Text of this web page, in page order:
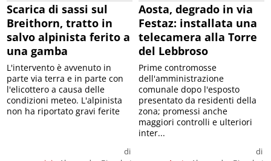
Scarica di sassi sul
Breithorn, tratto in
salvo alpinista ferito a
una gamba
di
L'intervento è avvenuto in
parte via terra e in parte con
l'elicottero a causa delle
condizioni meteo. L'alpinista
non ha riportato gravi ferite
Aosta, degrado in via
Festaz: installata una
telecamera alla Torre
del Lebbroso
di
Prime contromosse
dell'amministrazione
comunale dopo l'esposto
presentato da residenti della
zona; promessi anche
maggiori controlli e ulteriori
inter...